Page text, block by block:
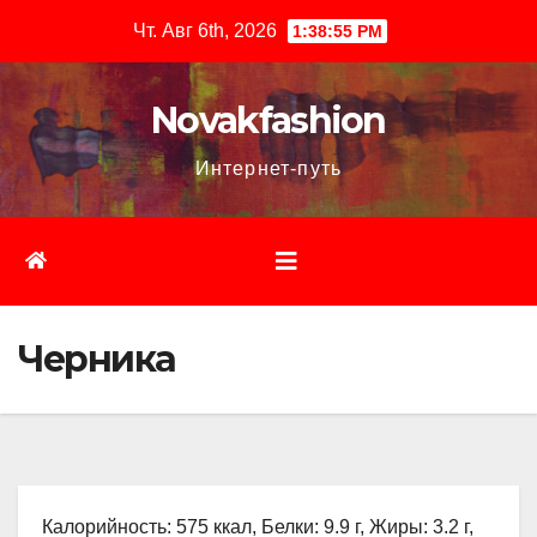
содержимому
Чт. Авг 6th, 2026 1:38:56 PM
Novakfashion
Интернет-путь
Черника
Калорийность: 575 ккал, Белки: 9.9 г, Жиры: 3.2 г,